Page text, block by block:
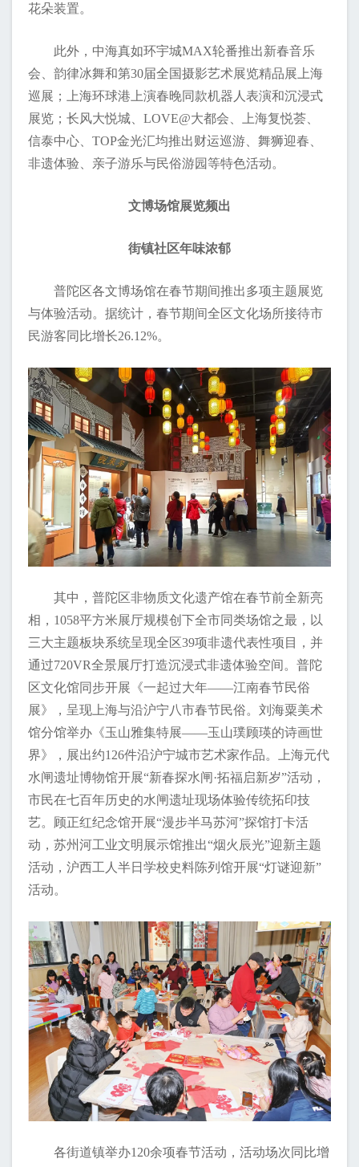
花朵装置。
此外，中海真如环宇城MAX轮番推出新春音乐
会、韵律冰舞和第30届全国摄影艺术展览精品展上海
巡展；上海环球港上演春晚同款机器人表演和沉浸式
展览；长风大悦城、LOVE@大都会、上海复悦荟、
信泰中心、TOP金光汇均推出财运巡游、舞狮迎春、
非遗体验、亲子游乐与民俗游园等特色活动。
文博场馆展览频出
街镇社区年味浓郁
普陀区各文博场馆在春节期间推出多项主题展览
与体验活动。据统计，春节期间全区文化场所接待市
民游客同比增长26.12%。
其中，普陀区非物质文化遗产馆在春节前全新亮
相，1058平方米展厅规模创下全市同类场馆之最，以
三大主题板块系统呈现全区39项非遗代表性项目，并
通过720VR全景展厅打造沉浸式非遗体验空间。普陀
区文化馆同步开展《一起过大年——江南春节民俗
展》，呈现上海与沿沪宁八市春节民俗。刘海粟美术
馆分馆举办《玉山雅集特展——玉山璞顾瑛的诗画世
界》，展出约126件沿沪宁城市艺术家作品。上海元代
水闸遗址博物馆开展“新春探水闸·拓福启新岁”活动，
市民在七百年历史的水闸遗址现场体验传统拓印技
艺。顾正红纪念馆开展“漫步半马苏河”探馆打卡活
动，苏州河工业文明展示馆推出“烟火辰光”迎新主题
活动，沪西工人半日学校史料陈列馆开展“灯谜迎新”
活动。
各街道镇举办120余项春节活动，活动场次同比增